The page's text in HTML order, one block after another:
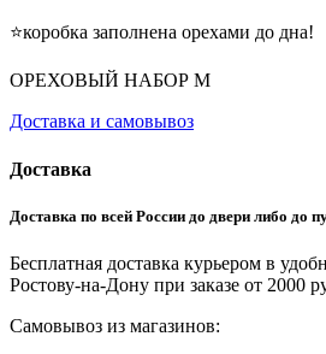
⭐️коробка заполнена орехами до дна!
ОРЕХОВЫЙ НАБОР М
Доставка и самовывоз
Доставка
Доставка по всей России до двери либо до
Бесплатная доставка курьером в
Ростову-на-Дону при заказе от 2000
Самовывоз из магазинов: